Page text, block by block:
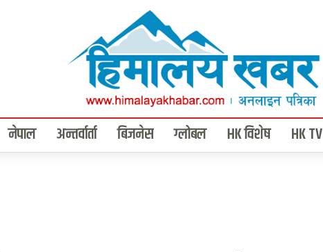
नेपाल अन्तर्वार्ता बिजनेस ग्लोबल HK विशेष HK TV